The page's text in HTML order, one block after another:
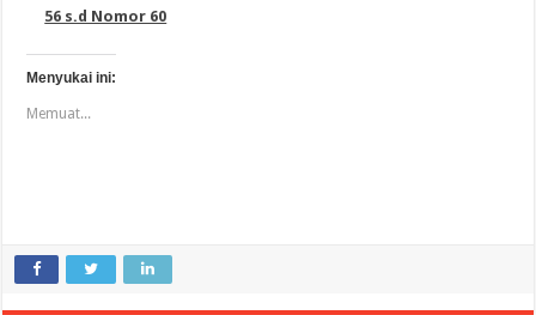
56 s.d Nomor 60
Menyukai ini:
Memuat...